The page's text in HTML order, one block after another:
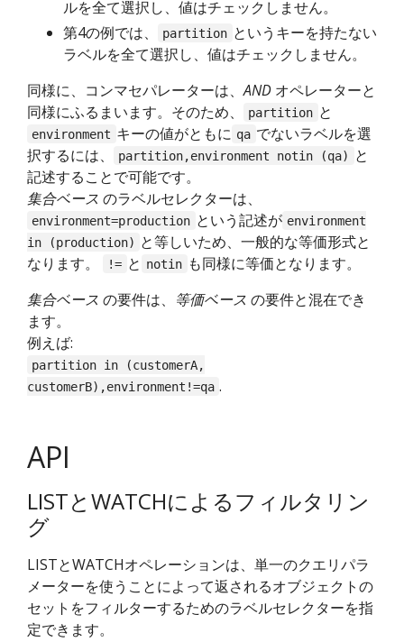
ルを全て選択し、値はチェックしません。
第4の例では、
partition というキーを持たない
ラベルを全て選択し、値はチェックしません。
同様に、コンマセパレーターは、AND オペレーターと
同様にふるまいます。そのため、
partition と
environment キーの値がともに qa でないラベルを選
択するには、
partition,environment notin (qa)
と
記述することで可能です。
集合ベース のラベルセレクターは、
environment=production という記述が environment
in (production) と等しいため、一般的な等価形式と
なります。
!= と notin も同様に等価となります。
集合ベース の要件は、 等価ベース の要件と混在でき
ます。
例えば:
partition in (customerA,
customerB),environment!=qa .
API
LISTとWATCHによるフィルタリン
グ
LISTとWATCHオペレーションは、単一のクエリパラ
メーターを使うことによって返されるオブジェクトの
セットをフィルターするためのラベルセレクターを指
定できます。